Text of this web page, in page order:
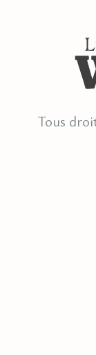
Tous